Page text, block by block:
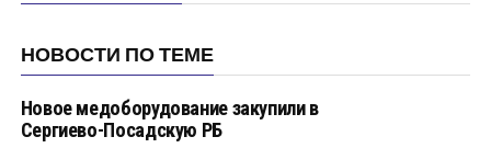
НОВОСТИ ПО ТЕМЕ
Новое медоборудование закупили в
Сергиево-Посадскую РБ